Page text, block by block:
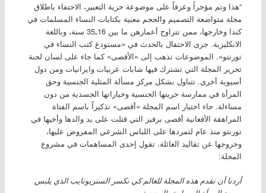
“هذا وتم مؤخراً وعزفاً على موضوعة حرية التعبير، الاحتفاء باطلاق
مجلة متواضعة التصميم والحجم معنية بكتابات النساء المسلمات في
كندا وخارجها، ممن تتراوح أعمارهن ما بين 16ـ35 سنة، وباللغة
الانكليزية. جرى الاحتفال بالحدث في «مستودع كتب النساء في
تورنتو». الموضوعات تذهب إلى «الأقصى» كما جاء على لسان لجنة
تحرير المجلة التي تشترك فيها شابات عربيات وايرانيات ومن دول
أسيوية أخرى. تتناول بشكل مركز مسألة المثلية الجنسية وحق
المرأة في ممارسة حريتها الجنسية وخياراتها الجسدية من دون
مساءلة. جاء اختيار اسم المجلة «أقصى» تذكيراً باسم الفتاة
المراهقة الأفغانية أقصى برفيز التي قتلت على يد والدها وأخيها في
تورنتو منذ عام لتمردها على اللباس الشرعي المفروض عليها،
وخروجها عن تقاليد العائلة. تقول إحدى المساهمات في مشروع
المجلة:
أردنا أن نقدم هذه المجلة للعالم كي نكسر الستريوتايب الذي يلبس